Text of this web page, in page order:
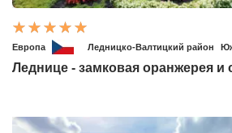
Европа Ледницко-Валтицкий район
Леднице - замковая оранжерея и